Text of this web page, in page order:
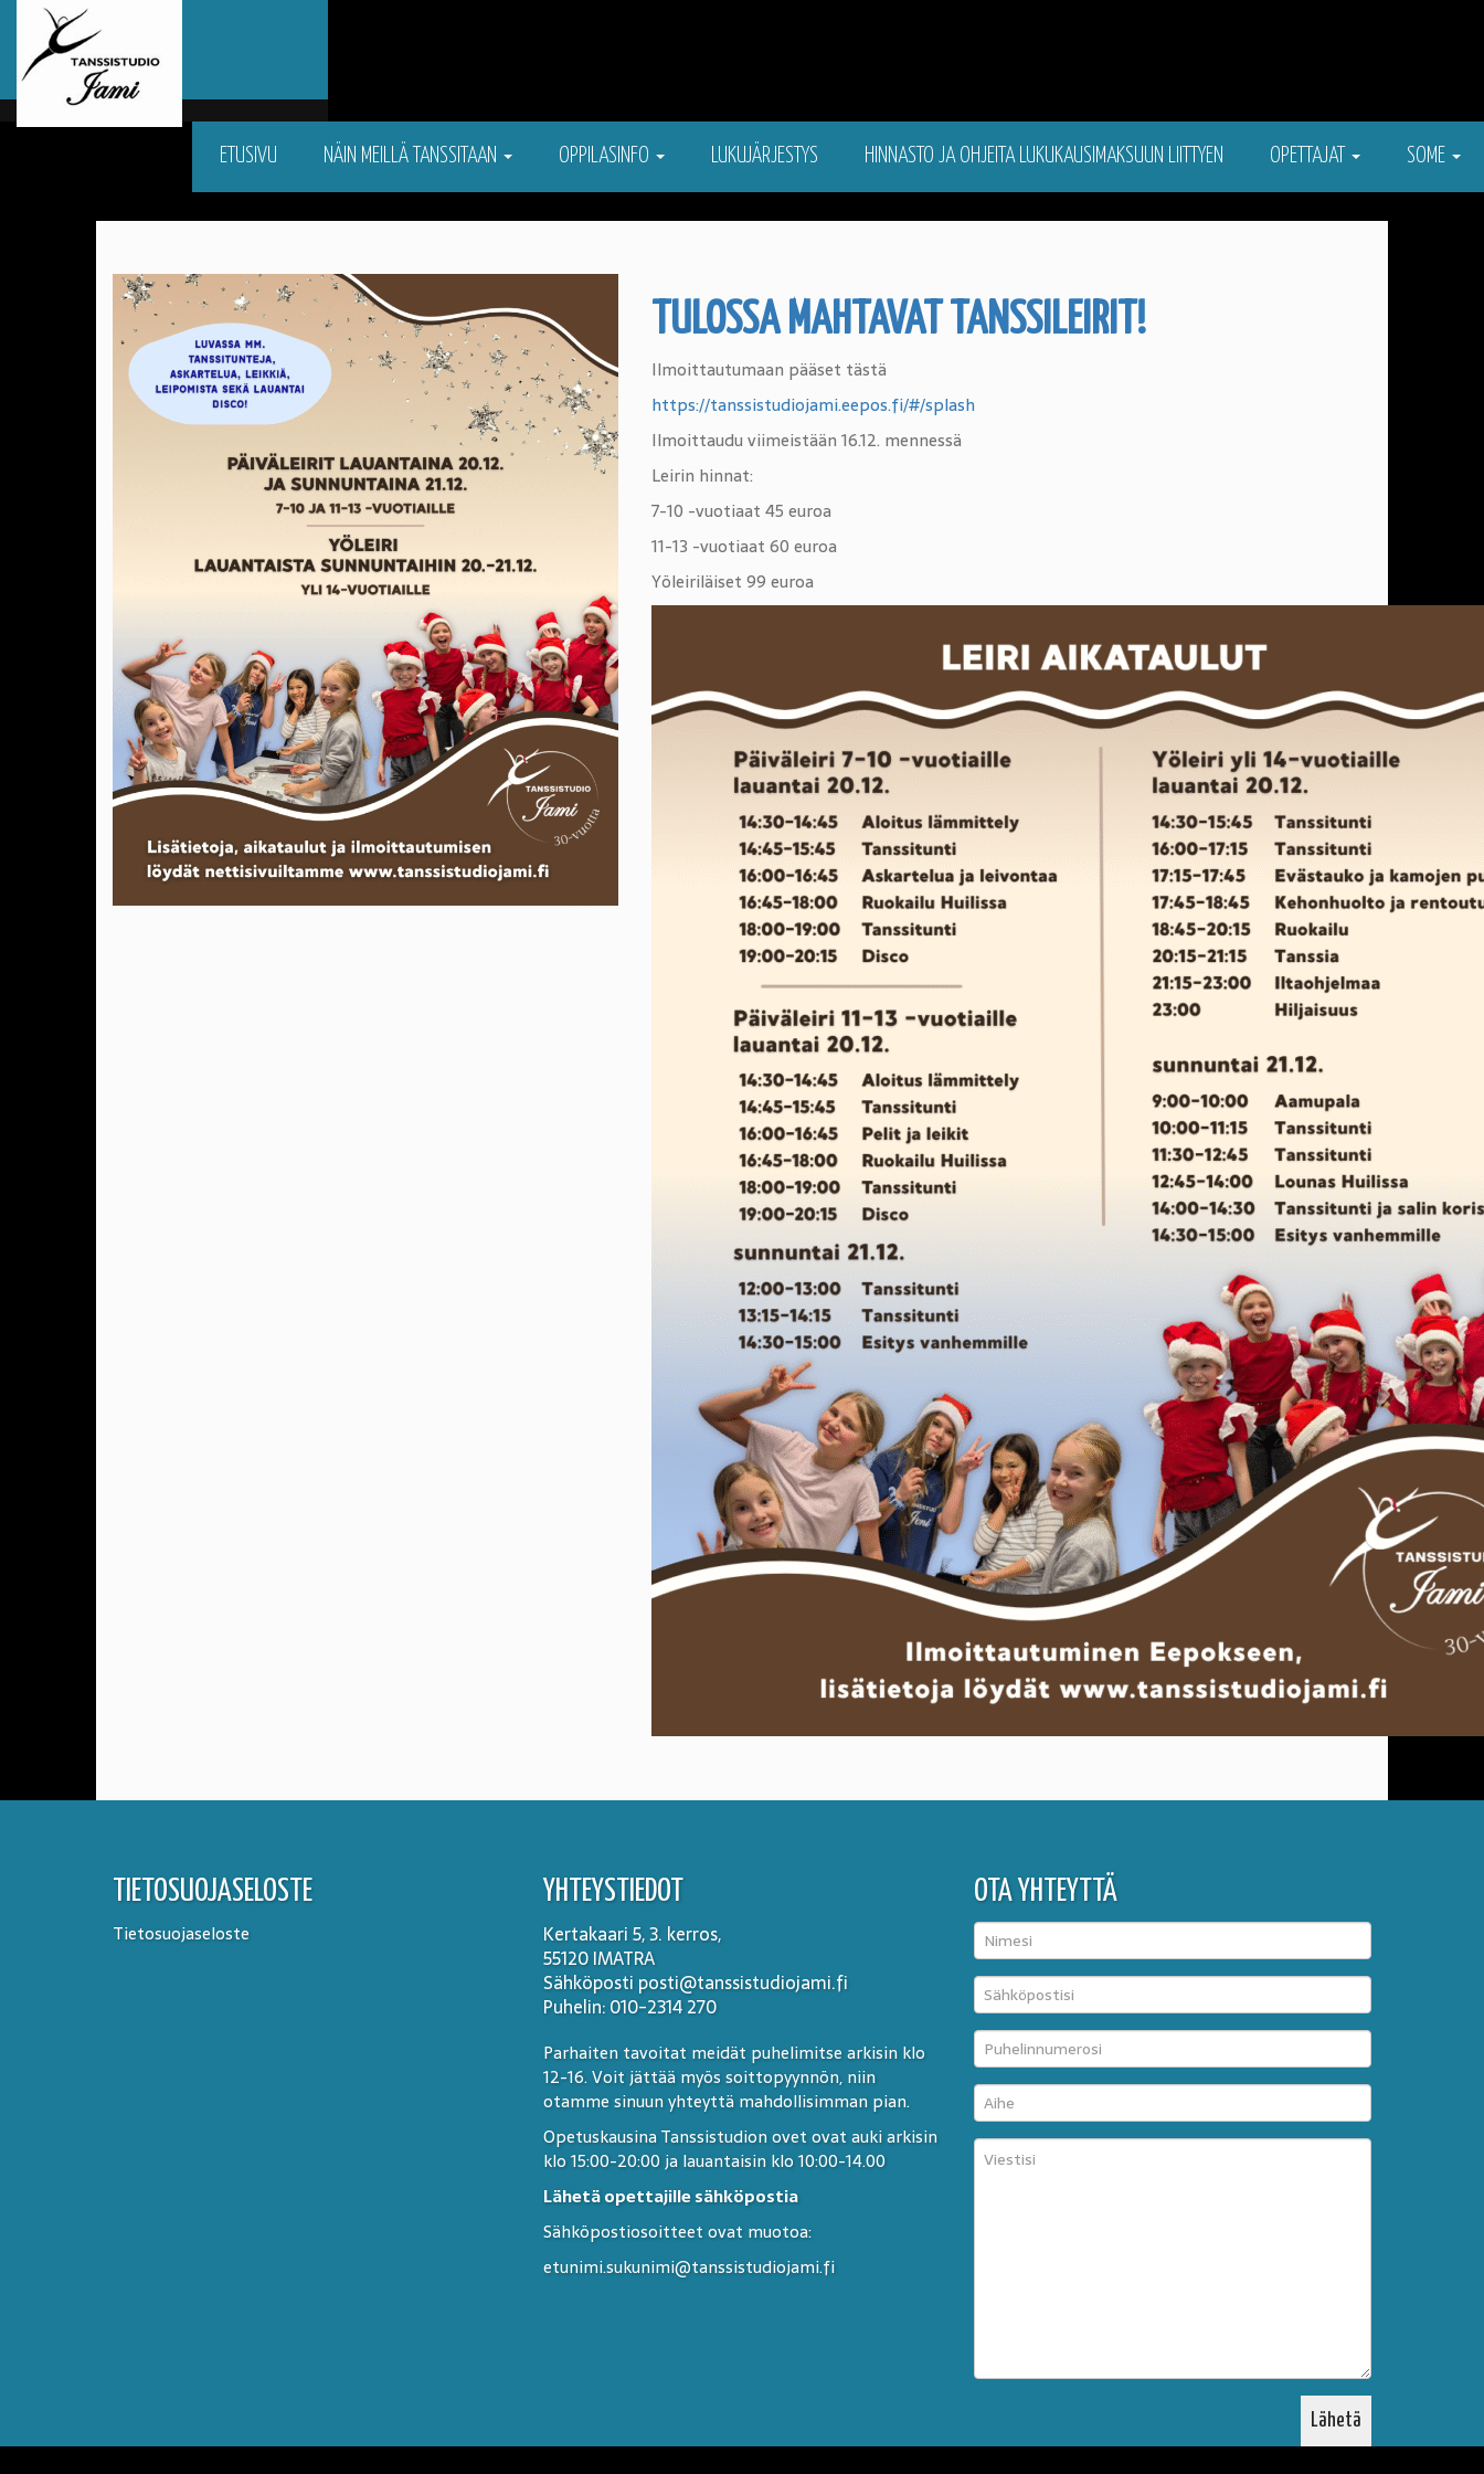
ETUSIVU NÄIN MEILLÄ TANSSITAAN OPPILASINFO LUKUJÄRJESTYS HINNASTO JA OHJEITA LUKUKAUSIMAKSUUN LIITTYEN OPETTAJAT SOME
TULOSSA MAHTAVAT TANSSILEIRIT!
Ilmoittautumaan pääset tästä
https://tanssistudiojami.eepos.fi/#/splash
Ilmoittaudu viimeistään 16.12. mennessä
Leirin hinnat:
7-10 -vuotiaat 45 euroa
11-13 -vuotiaat 60 euroa
Yöleiriläiset 99 euroa
TIETOSUOJASELOSTE
Tietosuojaseloste
YHTEYSTIEDOT
Kertakaari 5, 3. kerros,
55120 IMATRA
Sähköposti posti@tanssistudiojami.fi
Puhelin: 010-2314 270
Parhaiten tavoitat meidät puhelimitse arkisin klo
12-16. Voit jättää myös soittopyynnön, niin
otamme sinuun yhteyttä mahdollisimman pian.
Opetuskausina Tanssistudion ovet ovat auki arkisin
klo 15:00-20:00 ja lauantaisin klo 10:00-14.00
Lähetä opettajille sähköpostia
Sähköpostiosoitteet ovat muotoa:
etunimi.sukunimi@tanssistudiojami.fi
OTA YHTEYTTÄ